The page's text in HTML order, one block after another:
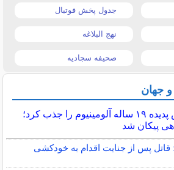
جدول پخش فوتبال
نهج البلاغه
صحیفه سجادیه
و جهان
پرسپولیس پدیده ۱۹ ساله آلومینیوم را جذب کرد؛
پیکان شد
قاتل پس از جنایت اقدام به خودکشی